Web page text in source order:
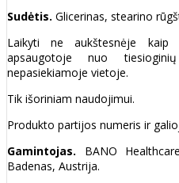
Sudėtis. Glicerinas, stearino
Laikyti ne aukštesnėje kaip
apsaugotoje nuo
nepasiekiamoje vietoje.
Tik išoriniam naudojimui.
Produkto partijos numeris ir
Gamintojas. BANO
Badenas, Austrija.